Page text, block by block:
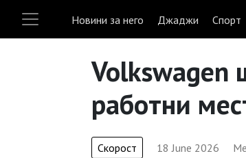
Новини за него Джаджи Спорт
Volkswagen
работни
Скорост 18 June 2026